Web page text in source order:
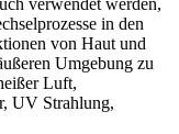
verwendet werden,
in den
von Haut und
Umgebung zu
Luft,
UV Strahlung,